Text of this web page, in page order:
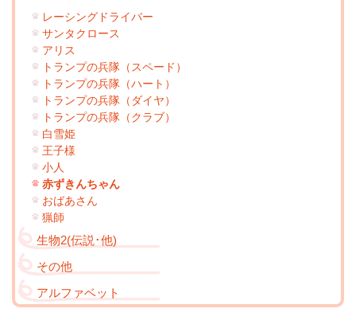
レーシングドライバー
サンタクロース
アリス
トランプの兵隊（スペード）
トランプの兵隊（ハート）
トランプの兵隊（ダイヤ）
トランプの兵隊（クラブ）
白雪姫
王子様
小人
赤ずきんちゃん
おばあさん
猟師
生物2(伝説･他)
その他
アルファベット